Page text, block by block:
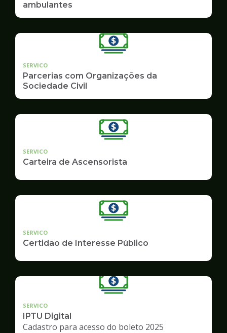
ambulantes
SERVICO
Parcerias com Organizações da
Sociedade Civil
SERVICO
Carteira de Ascensorista
SERVICO
Certidão de Interesse Público
SERVICO
IPTU Digital
Cadastro para acesso do boleto 2025